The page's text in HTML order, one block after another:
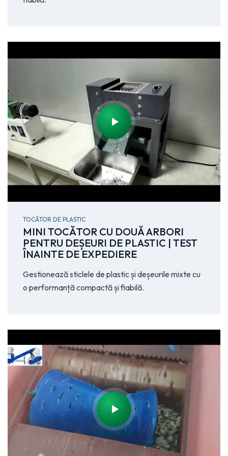
TOCĂTOR DE PLASTIC
MINI TOCĂTOR CU DOUĂ ARBORI
PENTRU DEȘEURI DE PLASTIC | TEST
ÎNAINTE DE EXPEDIERE
Gestionează sticlele de plastic și deșeurile mixte cu
o performanță compactă și fiabilă.